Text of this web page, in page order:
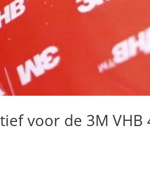
voor de 3M VHB